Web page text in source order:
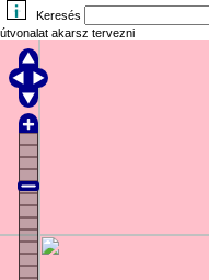
Keresés
útvonalat akarsz tervezni